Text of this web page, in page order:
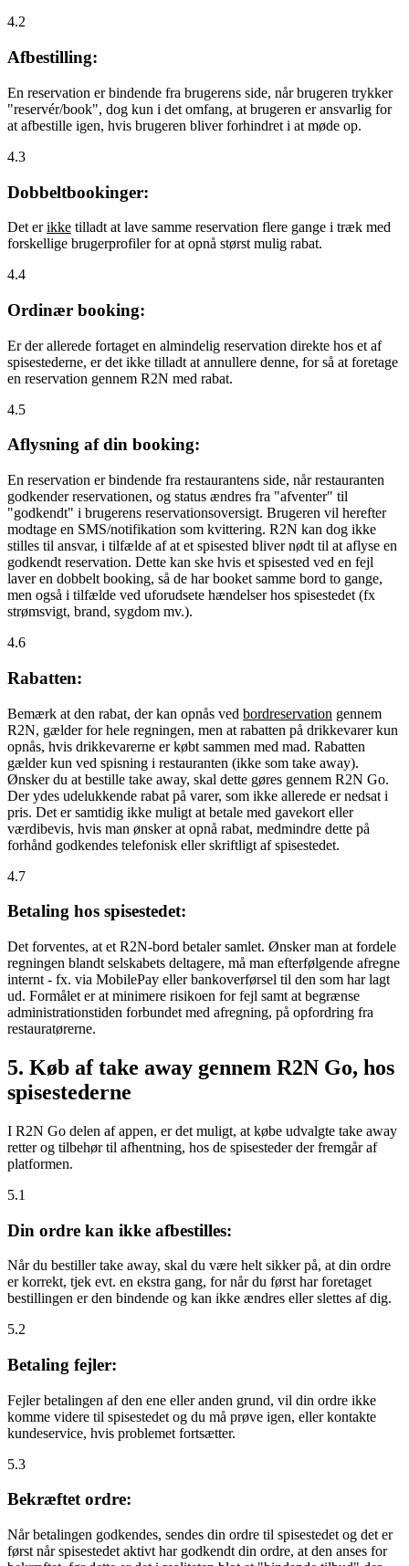
4.2
Afbestilling:
En reservation er bindende fra brugerens side, når brugeren trykker
"reservér/book", dog kun i det omfang, at brugeren er ansvarlig for
at afbestille igen, hvis brugeren bliver forhindret i at møde op.
4.3
Dobbeltbookinger:
Det erikke tilladt at lave samme reservation flere gange i træk med
forskellige brugerprofiler for at opnå størst mulig rabat.
4.4
Ordinær booking:
Er der allerede fortaget en almindelig reservation direkte hos et af
spisestederne, er det ikke tilladt at annullere denne, for så at foretage
en reservation gennem R2N med rabat.
4.5
Aflysning af din booking:
En reservation er bindende fra restaurantens side, når restauranten
godkender reservationen, og status ændres fra "afventer" til
"godkendt" i brugerens reservationsoversigt. Brugeren vil herefter
modtage en SMS/notifikation som kvittering. R2N kan dog ikke
stilles til ansvar, i tilfælde af at et spisested bliver nødt til at aflyse en
godkendt reservation. Dette kan ske hvis et spisested ved en fejl
laver en dobbelt booking, så de har booket samme bord to gange,
men også i tilfælde ved uforudsete hændelser hos spisestedet (fx
strømsvigt, brand, sygdom mv.).
4.6
Rabatten:
Bemærk at den rabat, der kan opnås ved bordreservation gennem
R2N, gælder for hele regningen, men at rabatten på drikkevarer kun
opnås, hvis drikkevarerne er købt sammen med mad. Rabatten
gælder kun ved spisning i restauranten (ikke som take away).
Ønsker du at bestille take away, skal dette gøres gennem R2N Go.
Der ydes udelukkende rabat på varer, som ikke allerede er nedsat i
pris. Det er samtidig ikke muligt at betale med gavekort eller
værdibevis, hvis man ønsker at opnå rabat, medmindre dette på
forhånd godkendes telefonisk eller skriftligt af spisestedet.
4.7
Betaling hos spisestedet:
Det forventes, at et R2N-bord betaler samlet. Ønsker man at fordele
regningen blandt selskabets deltagere, må man efterfølgende afregne
internt - fx. via MobilePay eller bankoverførsel til den som har lagt
ud. Formålet er at minimere risikoen for fejl samt at begrænse
administrationstiden forbundet med afregning, på opfordring fra
restauratørerne.
5. Køb af take away gennem R2N Go, hos
spisestederne
I R2N Go delen af appen, er det muligt, at købe udvalgte take away
retter og tilbehør til afhentning, hos de spisesteder der fremgår af
platformen.
5.1
Din ordre kan ikke afbestilles:
Når du bestiller take away, skal du være helt sikker på, at din ordre
er korrekt, tjek evt. en ekstra gang, for når du først har foretaget
bestillingen er den bindende og kan ikke ændres eller slettes af dig.
5.2
Betaling fejler:
Fejler betalingen af den ene eller anden grund, vil din ordre ikke
komme videre til spisestedet og du må prøve igen, eller kontakte
kundeservice, hvis problemet fortsætter.
5.3
Bekræftet ordre:
Når betalingen godkendes, sendes din ordre til spisestedet og det er
først når spisestedet aktivt har godkendt din ordre, at den anses for